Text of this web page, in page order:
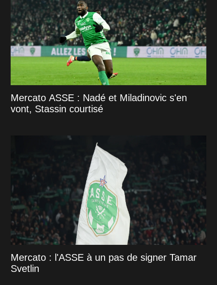
Mercato ASSE : Nadé et Miladinovic s'en
vont, Stassin courtisé
Mercato : l'ASSE à un pas de signer Tamar
Svetlin